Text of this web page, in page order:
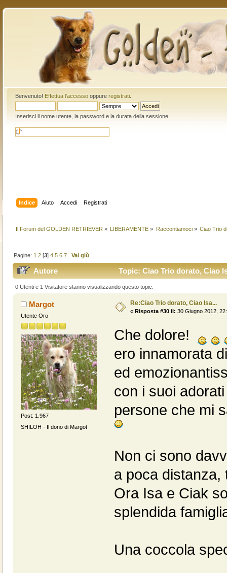
Benvenuto! Effettua l'accessooppure registrati.
Inserisci il nome utente, la password e la durata della sessione.
Indice Aiuto Accedi Registrati
Il Forum del GOLDEN RETRIEVER » LIBERAMENTE » Raccontiamoci» Ciao Trio
Pagine: 1 2 [3]4 5 6 7 Vai giù
Autore Topic: Ciao Trio dorato, Ciao
0 Utenti e 1 Visitatore stanno visualizzando questo topic.
Margot
Utente Oro
Post: 1.967
SHILOH - Il dono di Margot
Re:Ciao Trio dorato, Ciao Isa...
« Risposta #30 il: 30 Giugno 2012,
Che dolore!
ero innamorata
ed
con i suoi
persone che mi
Non ci sono
a poca distanza,
Ora Isa e Ciak
splendida
Una coccola